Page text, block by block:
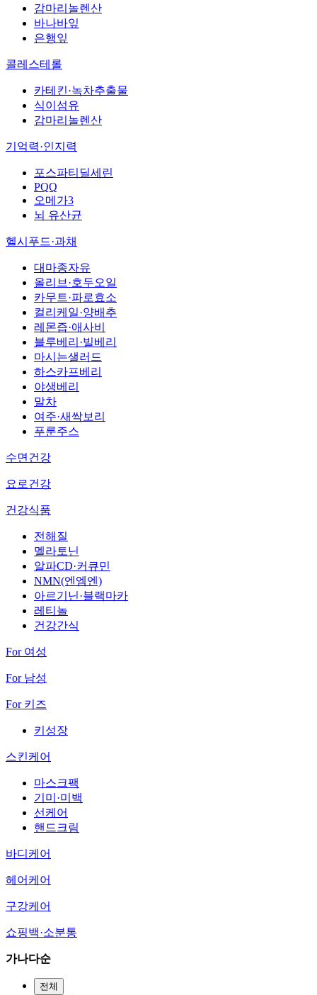
감마리놀렌산
바나바잎
은행잎
콜레스테롤
카테킨·녹차추출물
식이섬유
감마리놀렌산
기억력·인지력
포스파티딜세린
PQQ
오메가3
뇌 유산균
헬시푸드·과채
대마종자유
올리브·호두오일
카무트·파로효소
컬리케일·양배추
레몬즙·애사비
블루베리·빌베리
마시는샐러드
하스카프베리
야생베리
말차
여주·새싹보리
푸룬주스
수면건강
요로건강
건강식품
전해질
멜라토닌
알파CD·커큐민
NMN(엔엠엔)
아르기닌·블랙마카
레티놀
건강간식
For 여성
For 남성
For 키즈
키성장
스킨케어
마스크팩
기미·미백
선케어
핸드크림
바디케어
헤어케어
구강케어
쇼핑백·소분통
가나다순
전체